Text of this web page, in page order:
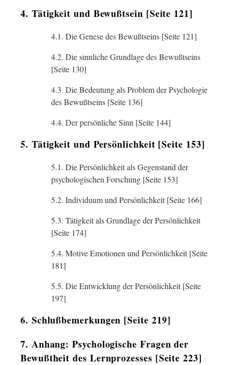
4. Tätigkeit und Bewußtsein [Seite 121]
4.1. Die Genese des Bewußtseins [Seite 121]
4.2. Die sinnliche Grundlage des Bewußtseins
[Seite 130]
4.3. Die Bedeutung als Problem der Psychologie
des Bewußtseins [Seite 136]
4.4. Der persönliche Sinn [Seite 144]
5. Tätigkeit und Persönlichkeit [Seite 153]
5.1. Die Persönlichkeit als Gegenstand der
psychologischen Forschung [Seite 153]
5.2. Individuum und Persönlichkeit [Seite 166]
5.3. Tätigkeit als Grundlage der Persönlichkeit
[Seite 174]
5.4. Motive Emotionen und Persönlichkeit [Seite
181]
5.5. Die Entwicklung der Persönlichkeit [Seite
197]
6. Schlußbemerkungen [Seite 219]
7. Anhang: Psychologische Fragen der
Bewußtheit des Lernprozesses [Seite 223]